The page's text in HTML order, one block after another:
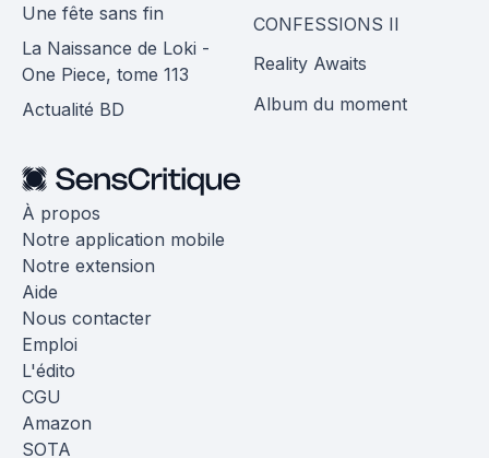
Une fête sans fin
La Naissance de Loki -
One Piece, tome 113
Actualité BD
CONFESSIONS II
Reality Awaits
Album du moment
À propos
Notre application mobile
Notre extension
Aide
Nous contacter
Emploi
L'édito
CGU
Amazon
SOTA